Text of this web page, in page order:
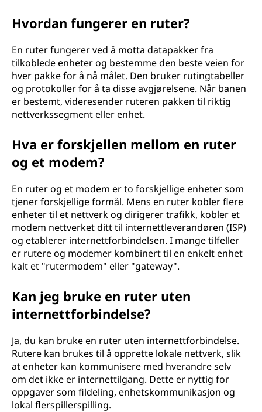
Hvordan fungerer en ruter?
En ruter fungerer ved å motta datapakker fra
tilkoblede enheter og bestemme den beste veien for
hver pakke for å nå målet. Den bruker rutingtabeller
og protokoller for å ta disse avgjørelsene. Når banen
er bestemt, videresender ruteren pakken til riktig
nettverkssegment eller enhet.
Hva er forskjellen mellom en ruter
og et modem?
En ruter og et modem er to forskjellige enheter som
tjener forskjellige formål. Mens en ruter kobler flere
enheter til et nettverk og dirigerer trafikk, kobler et
modem nettverket ditt til internettleverandøren (ISP)
og etablerer internettforbindelsen. I mange tilfeller
er rutere og modemer kombinert til en enkelt enhet
kalt et "rutermodem" eller "gateway".
Kan jeg bruke en ruter uten
internettforbindelse?
Ja, du kan bruke en ruter uten internettforbindelse.
Rutere kan brukes til å opprette lokale nettverk, slik
at enheter kan kommunisere med hverandre selv
om det ikke er internettilgang. Dette er nyttig for
oppgaver som fildeling, enhetskommunikasjon og
lokal flerspillerspilling.